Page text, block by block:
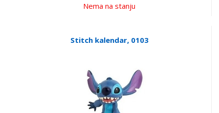
Nema na stanju
Stitch kalendar, 0103